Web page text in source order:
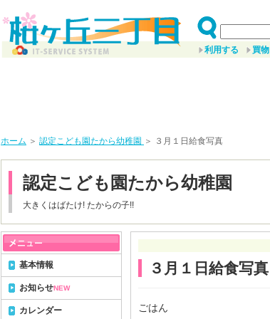
利用する 買物
ホーム ＞ 認定こども園たから幼稚園 ＞ ３月１日給食写真
認定こども園たから幼稚園
大きくはばたけ! たからの子!!
３月１日給食写真
ごはん
基本情報
お知らせNEW
カレンダー